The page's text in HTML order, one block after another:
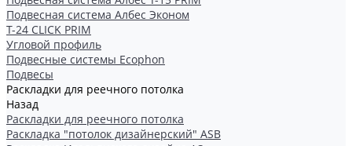
Подвесная система Албес Эконом
Т-24 CLICK PRIM
Угловой профиль
Подвесные системы Ecophon
Подвесы
Раскладки для реечного потолка
Назад
Раскладки для реечного потолка
Раскладка "потолок дизайнерский" ASB